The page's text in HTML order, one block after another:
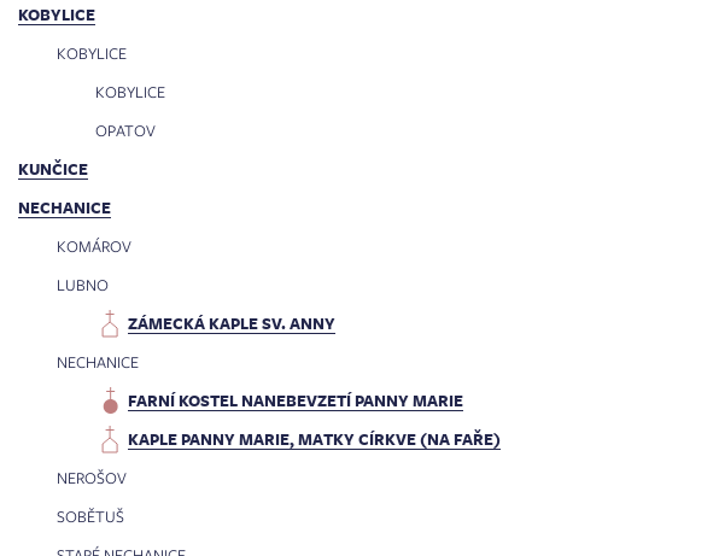
KOBYLICE
KOBYLICE
KOBYLICE
OPATOV
KUNČICE
NECHANICE
KOMÁROV
LUBNO
ZÁMECKÁ KAPLE SV. ANNY
NECHANICE
FARNÍ KOSTEL NANEBEVZETÍ PANNY MARIE
KAPLE PANNY MARIE, MATKY CÍRKVE (NA FAŘE)
NEROŠOV
SOBĚTUŠ